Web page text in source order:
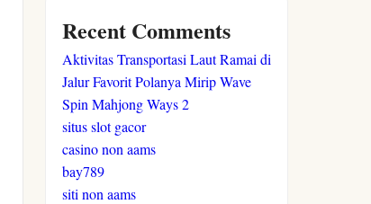
Recent Comments
Aktivitas Transportasi Laut Ramai di
Jalur Favorit Polanya Mirip Wave
Spin Mahjong Ways 2
situs slot gacor
casino non aams
bay789
siti non aams